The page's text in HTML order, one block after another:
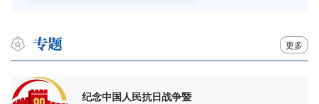
更多
纪念中国人民抗日战争暨